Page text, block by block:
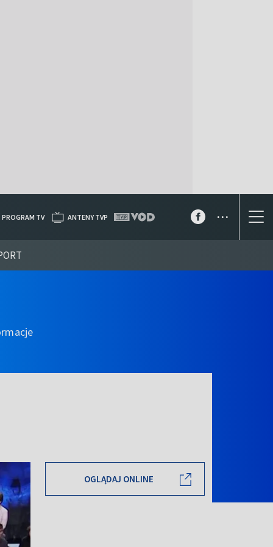
PROGRAM TV ANTENY TVP ...
OGLĄDAJ ONLINE